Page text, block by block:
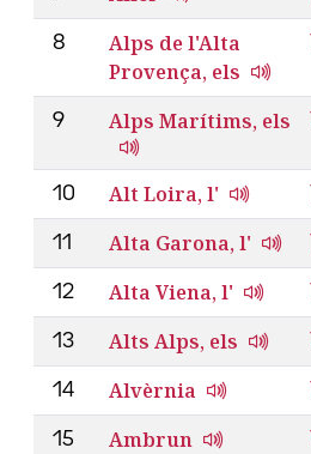
8
Alps de l'Alta
Provença, els
9 Alps Marítims, els
10 Alt Loira, l'
11 Alta Garona, l'
12 Alta Viena, l'
13 Alts Alps, els
14 Alvèrnia
15 Ambrun